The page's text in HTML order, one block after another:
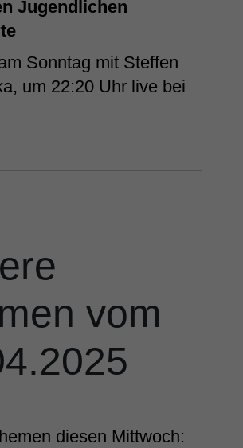
Jugendlichen
Sonntag mit Steffen
um 22:20 Uhr live bei
vom
diesen Mittwoch: